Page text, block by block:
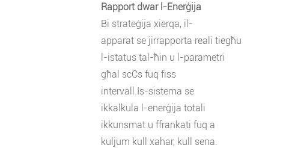
Rapport dwar l-Enerġija
Bi strateġija xierqa, il-
apparat se jirrapporta reali tiegħu
l-istatus tal-ħin u l-parametri
għal scCs fuq fiss
intervall.Is-sistema se
ikkalkula l-enerġija totali
ikkunsmat u ffrankati fuq a
kuljum kull xahar, kull sena.